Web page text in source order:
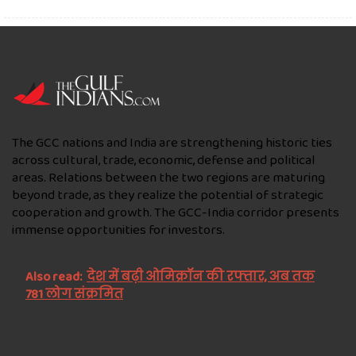
The GCC nations and India are strengthening historic ties
across cultural, trade, economic, defense and political
areas. Relations between the two regions are maturing
beyond trade, as they realize the potential of strategic
cooperation and growth. The GCC-India corridor presents
immense opportunities for investors.
Also read: देश में बढ़ी ओमिक्रॉन की रफ्तार, अब तक
781 लोग संक्रमित